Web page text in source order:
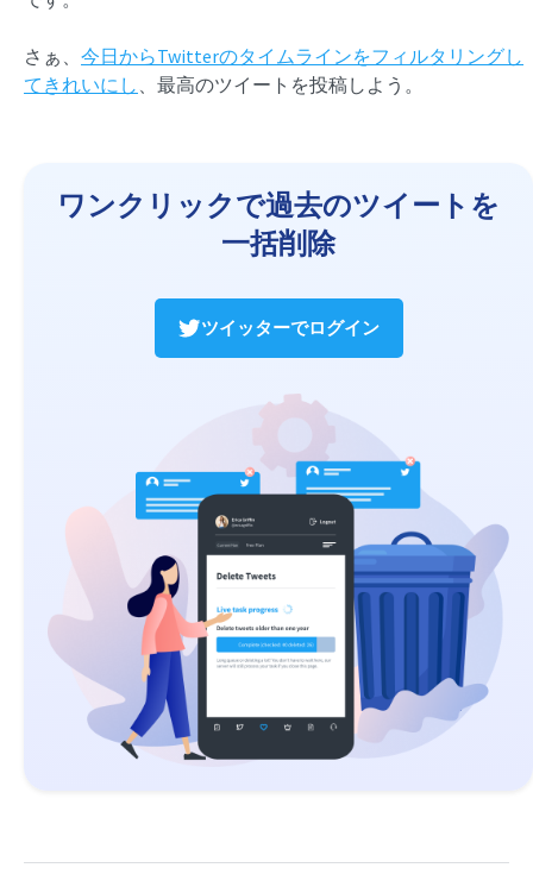
さぁ、 今日からTwitterのタイムラインをフィルタリングし
てきれいにし 、最高のツイートを投稿しよう。
ワンクリックで過去のツイートを
一括削除
ツイッターでログイン